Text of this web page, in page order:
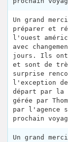
Un grand
préparer et
l'ouest
avec
jours. Ils ont
et sont de
surprise
l'exception
départ par la
gérée par
par l'agence
prochain
Un grand